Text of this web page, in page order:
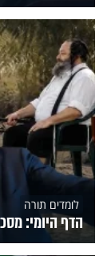
לומדים תורה
הדף היומי: